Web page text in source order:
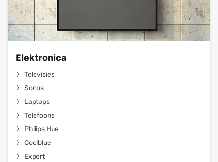
Elektronica
Televisies
Sonos
Laptops
Telefoons
Philips Hue
Coolblue
Expert